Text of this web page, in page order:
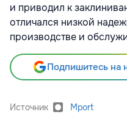
и приводил к
отличался низкой
производстве и
Подпишитесь на
Источник Mport